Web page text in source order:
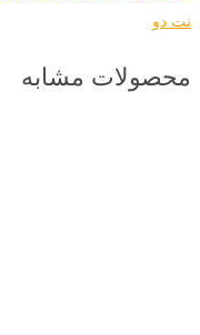
نت دو
محصولات مشابه